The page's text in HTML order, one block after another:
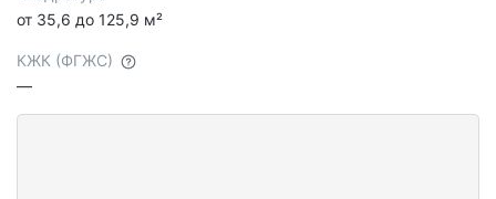
от 35,6 до 125,9 м²
КЖК (ФГЖС)
—